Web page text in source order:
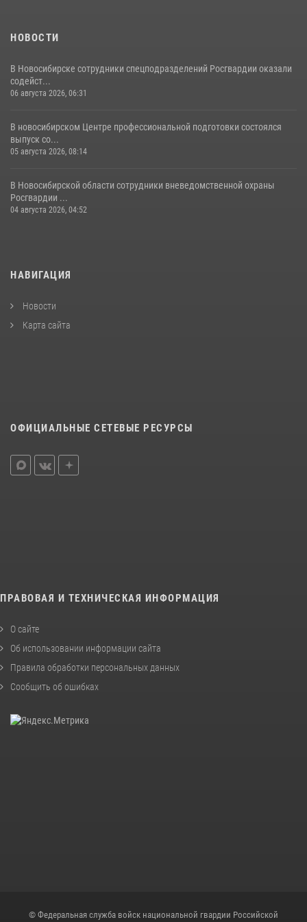
НОВОСТИ
В Новосибирске сотрудники спецподразделений Росгвардии оказали
содейст...
06 августа 2026, 06:31
В новосибирском Центре профессиональной подготовки состоялся
выпуск со...
05 августа 2026, 08:14
В Новосибирской области сотрудники вневедомственной охраны
Росгвардии ...
04 августа 2026, 04:52
НАВИГАЦИЯ
Новости
Карта сайта
ОФИЦИАЛЬНЫЕ СЕТЕВЫЕ РЕСУРСЫ
ПРАВОВАЯ И ТЕХНИЧЕСКАЯ ИНФОРМАЦИЯ
О сайте
Об использовании информации сайта
Правила обработки персональных данных
Сообщить об ошибках
© Федеральная служба войск национальной гвардии Российской